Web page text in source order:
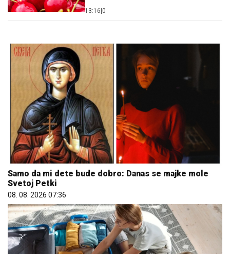
13:16 0
Samo da mi dete bude dobro: Danas se majke mole
Svetoj Petki
08. 08. 2026 07:36